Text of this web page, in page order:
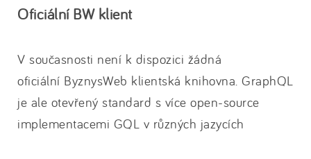
Oficiální BW klient
V současnosti není k dispozici žádná
oficiální ByznysWeb klientská knihovna. GraphQL
je ale otevřený standard s více open-source
implementacemi GQL v různých jazycích